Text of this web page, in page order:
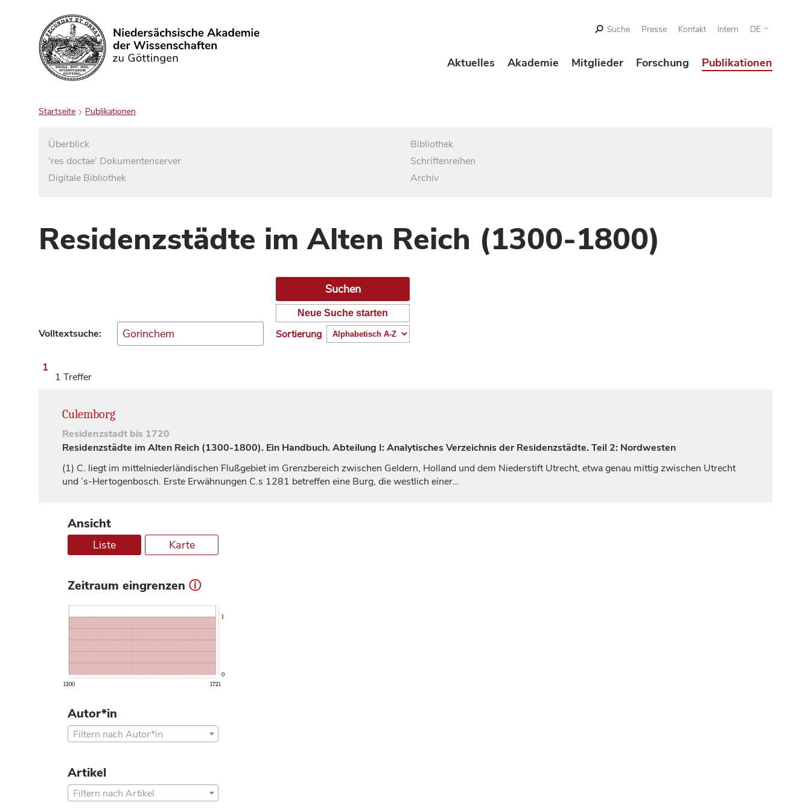
Suchen
Suche Presse Kontakt Intern DE
Aktuelles Akademie Mitglieder Forschung Publikationen
Startseite Publikationen
Überblick
'res doctae' Dokumentenserver
Digitale Bibliothek
Bibliothek
Schriftenreihen
Archiv
Residenzstädte im Alten Reich (1300-1800)
Volltextsuche:
Neue Suche starten
Sortierung
1
1 Treffer
Culemborg
Residenzstadt bis 1720
Residenzstädte im Alten Reich (1300-1800). Ein Handbuch. Abteilung I: Analytisches Verzeichnis der Residenzstädte. Teil 2: Nordwesten
(1) C. liegt im mittelniederländischen Flußgebiet im Grenzbereich zwischen Geldern, Holland und dem NiederstiftUtrecht, etwa genau mittig zwischen Utrecht
und ’s-Hertogenbosch. Erste Erwähnungen C.s 1281 betreffen eine Burg, die westlich einer…
Ansicht
Liste Karte
Zeitraum eingrenzen ⓘ
1300 1721
0
1
Autor*in
Filtern nach Autor*in
Artikel
Filtern nach Artikel